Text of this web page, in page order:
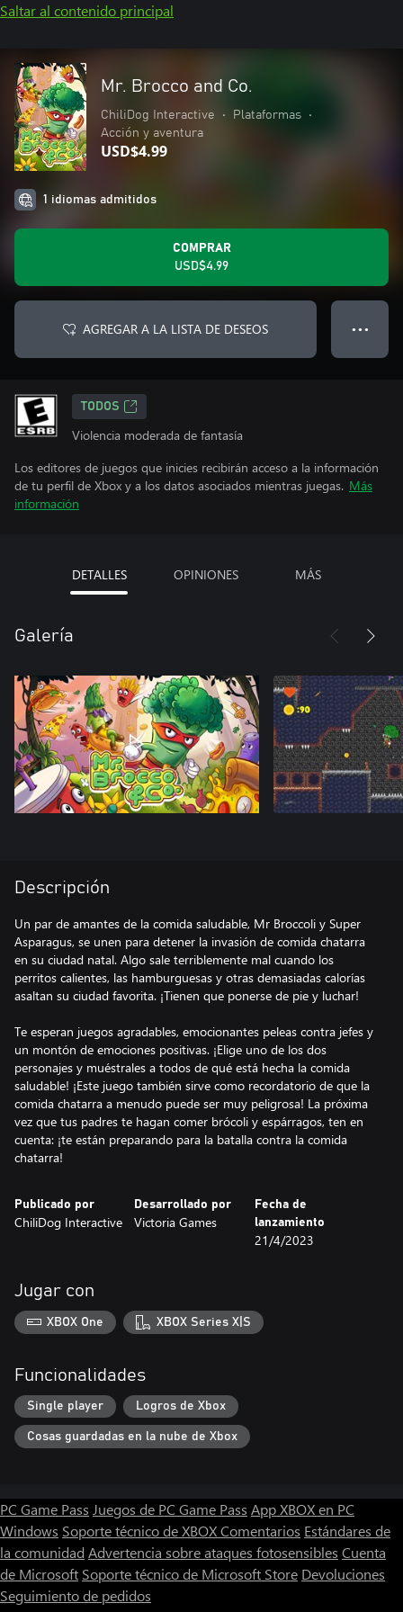
Saltar al contenido principal
Mr. Brocco and Co.
ChiliDog Interactive • Plataformas
•
Acción y aventura
USD$4.99
1 idiomas admitidos
COMPRAR
USD$4.99
AGREGAR A LA LISTA DE DESEOS ● ● ●
TODOS
Violencia moderada de fantasía
Los editores de juegos que inicies recibirán acceso a la información
de tu perfil de Xbox y a los datos asociados mientras juegas. Más
información
DETALLES OPINIONES MÁS
Galería
Descripción
Un par de amantes de la comida saludable, Mr Broccoli y Super
Asparagus, se unen para detener la invasión de comida chatarra
en su ciudad natal. Algo sale terriblemente mal cuando los
perritos calientes, las hamburguesas y otras demasiadas calorías
asaltan su ciudad favorita. ¡Tienen que ponerse de pie y luchar!
Te esperan juegos agradables, emocionantes peleas contra jefes y
un montón de emociones positivas. ¡Elige uno de los dos
personajes y muéstrales a todos de qué está hecha la comida
saludable! ¡Este juego también sirve como recordatorio de que la
comida chatarra a menudo puede ser muy peligrosa! La próxima
vez que tus padres te hagan comer brócoli y espárragos, ten en
cuenta: ¡te están preparando para la batalla contra la comida
chatarra!
Publicado por
ChiliDog Interactive
Desarrollado por
Victoria Games
Fecha de
lanzamiento
21/4/2023
Jugar con
XBOX One XBOX Series X|S
Funcionalidades
Single player Logros de Xbox
Cosas guardadas en la nube de Xbox
PC Game Pass Juegos de PC Game Pass App XBOX en PC
Windows Soporte técnico de XBOXComentarios Estándares de
la comunidad Advertencia sobre ataques fotosensibles Cuenta
de Microsoft Soporte técnico de Microsoft Store Devoluciones
Seguimiento de pedidos